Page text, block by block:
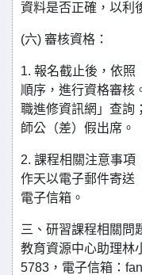
資料是否正確，以利
(六) 審核資格：
1. 報名截止後，依照
順序，進行資格審核
職進修資訊網」查詢
師公（差）假出席。
2. 課程相關注意事項
作天以電子郵件寄送
電子信箱。
三、研習課程相關問
教育資源中心助理林
5783，電子信箱：